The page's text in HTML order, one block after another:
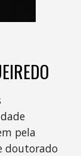
pela
doutorado